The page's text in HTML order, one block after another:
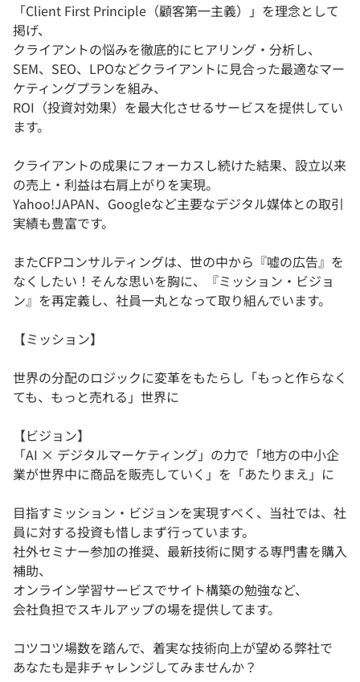
「Client First Principle（顧客第一主義）」を理念として
掲げ、
クライアントの悩みを徹底的にヒアリング・分析し、
SEM、SEO、LPOなどクライアントに見合った最適なマー
ケティングプランを組み、
ROI（投資対効果）を最大化させるサービスを提供してい
ます。
クライアントの成果にフォーカスし続けた結果、設立以来
の売上・利益は右肩上がりを実現。
Yahoo!JAPAN、Googleなど主要なデジタル媒体との取引
実績も豊富です。
またCFPコンサルティングは、世の中から『嘘の広告』を
なくしたい！そんな思いを胸に、『ミッション・ビジョ
ン』を再定義し、社員一丸となって取り組んでいます。
【ミッション】
世界の分配のロジックに変革をもたらし「もっと作らなく
ても、もっと売れる」世界に
【ビジョン】
「AI × デジタルマーケティング」の力で「地方の中小企
業が世界中に商品を販売していく」を「あたりまえ」に
目指すミッション・ビジョンを実現すべく、当社では、社
員に対する投資も惜しまず行っています。
社外セミナー参加の推奨、最新技術に関する専門書を購入
補助、
オンライン学習サービスでサイト構築の勉強など、
会社負担でスキルアップの場を提供してます。
コツコツ場数を踏んで、着実な技術向上が望める弊社で
あなたも是非チャレンジしてみませんか？